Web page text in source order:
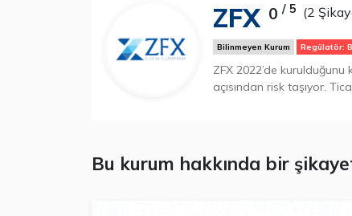
ZFX 0/ 5 (2
Bilinmeyen Kurum Regülatör:
ZFX 2022’de kurulduğunu
açısından risk taşıyor.
Bu kurum hakkında bir